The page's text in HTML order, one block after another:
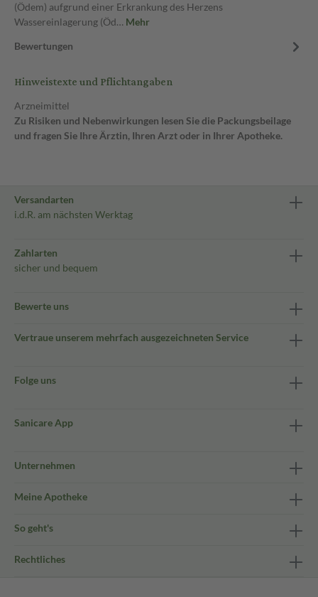
(Ödem) aufgrund einer Erkrankung des Herzens
Wassereinlagerung (Öd… Mehr
Bewertungen
Hinweistexte und Pflichtangaben
Arzneimittel
Zu Risiken und Nebenwirkungen lesen Sie die Packungsbeilage
und fragen Sie Ihre Ärztin, Ihren Arzt oder in Ihrer Apotheke.
Versandarten
i.d.R. am nächsten Werktag
Zahlarten
sicher und bequem
Bewerte uns
Vertraue unserem mehrfach ausgezeichneten Service
Folge uns
Sanicare App
Unternehmen
Meine Apotheke
So geht's
Rechtliches